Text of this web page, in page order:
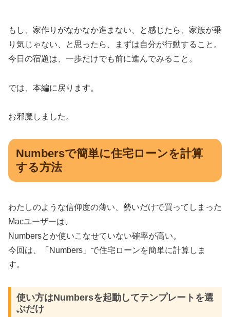
もし、家作りがなかなか進まない、と感じたら、家族が乗
り気じゃない、と思ったら、まずは自分が行動すること。
今日の宿題は、一歩だけでも前に進んでみること。
では、本編に戻ります。
お邪魔しました。
Numbersで簡単に住宅ローンを計算
する方法
わたしのような信仰度の薄い、勢いだけで買ってしまった
Macユーザーは、
Numbersとか使いこなせていない確率が高い。
今回は、「Numbers」で住宅ローンを簡単に計算しま
す。
使い方はNumbersを起動してテンプレートを選
ぶだけ